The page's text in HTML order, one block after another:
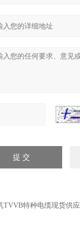
TVVB特种电缆现货供应